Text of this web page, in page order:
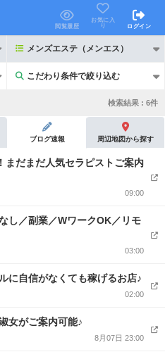
閲覧履歴
お気に入
り
ログイン
メンズエステ（メンエス）
こだわり条件で絞り込む
こだわり条件で絞り込む
半個室あり
検索結果 : 6件
ブログ速報 周辺地図から探す
まだまだ人気セラピストご案内
09:00
し／副業／WワークOK／リモ
03:00
に自信がなくても稼げるお店♪
02:00
女がご案内可能♪
8月07日 23:00